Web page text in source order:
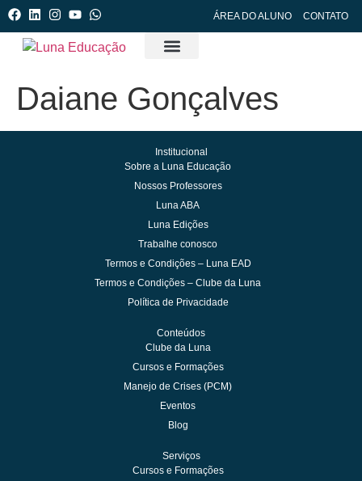
ÁREA DO ALUNO CONTATO
Daiane Gonçalves
Institucional
Sobre a Luna Educação
Nossos Professores
Luna ABA
Luna Edições
Trabalhe conosco
Termos e Condições – Luna EAD
Termos e Condições – Clube da Luna
Política de Privacidade
Conteúdos
Clube da Luna
Cursos e Formações
Manejo de Crises (PCM)
Eventos
Blog
Serviços
Cursos e Formações